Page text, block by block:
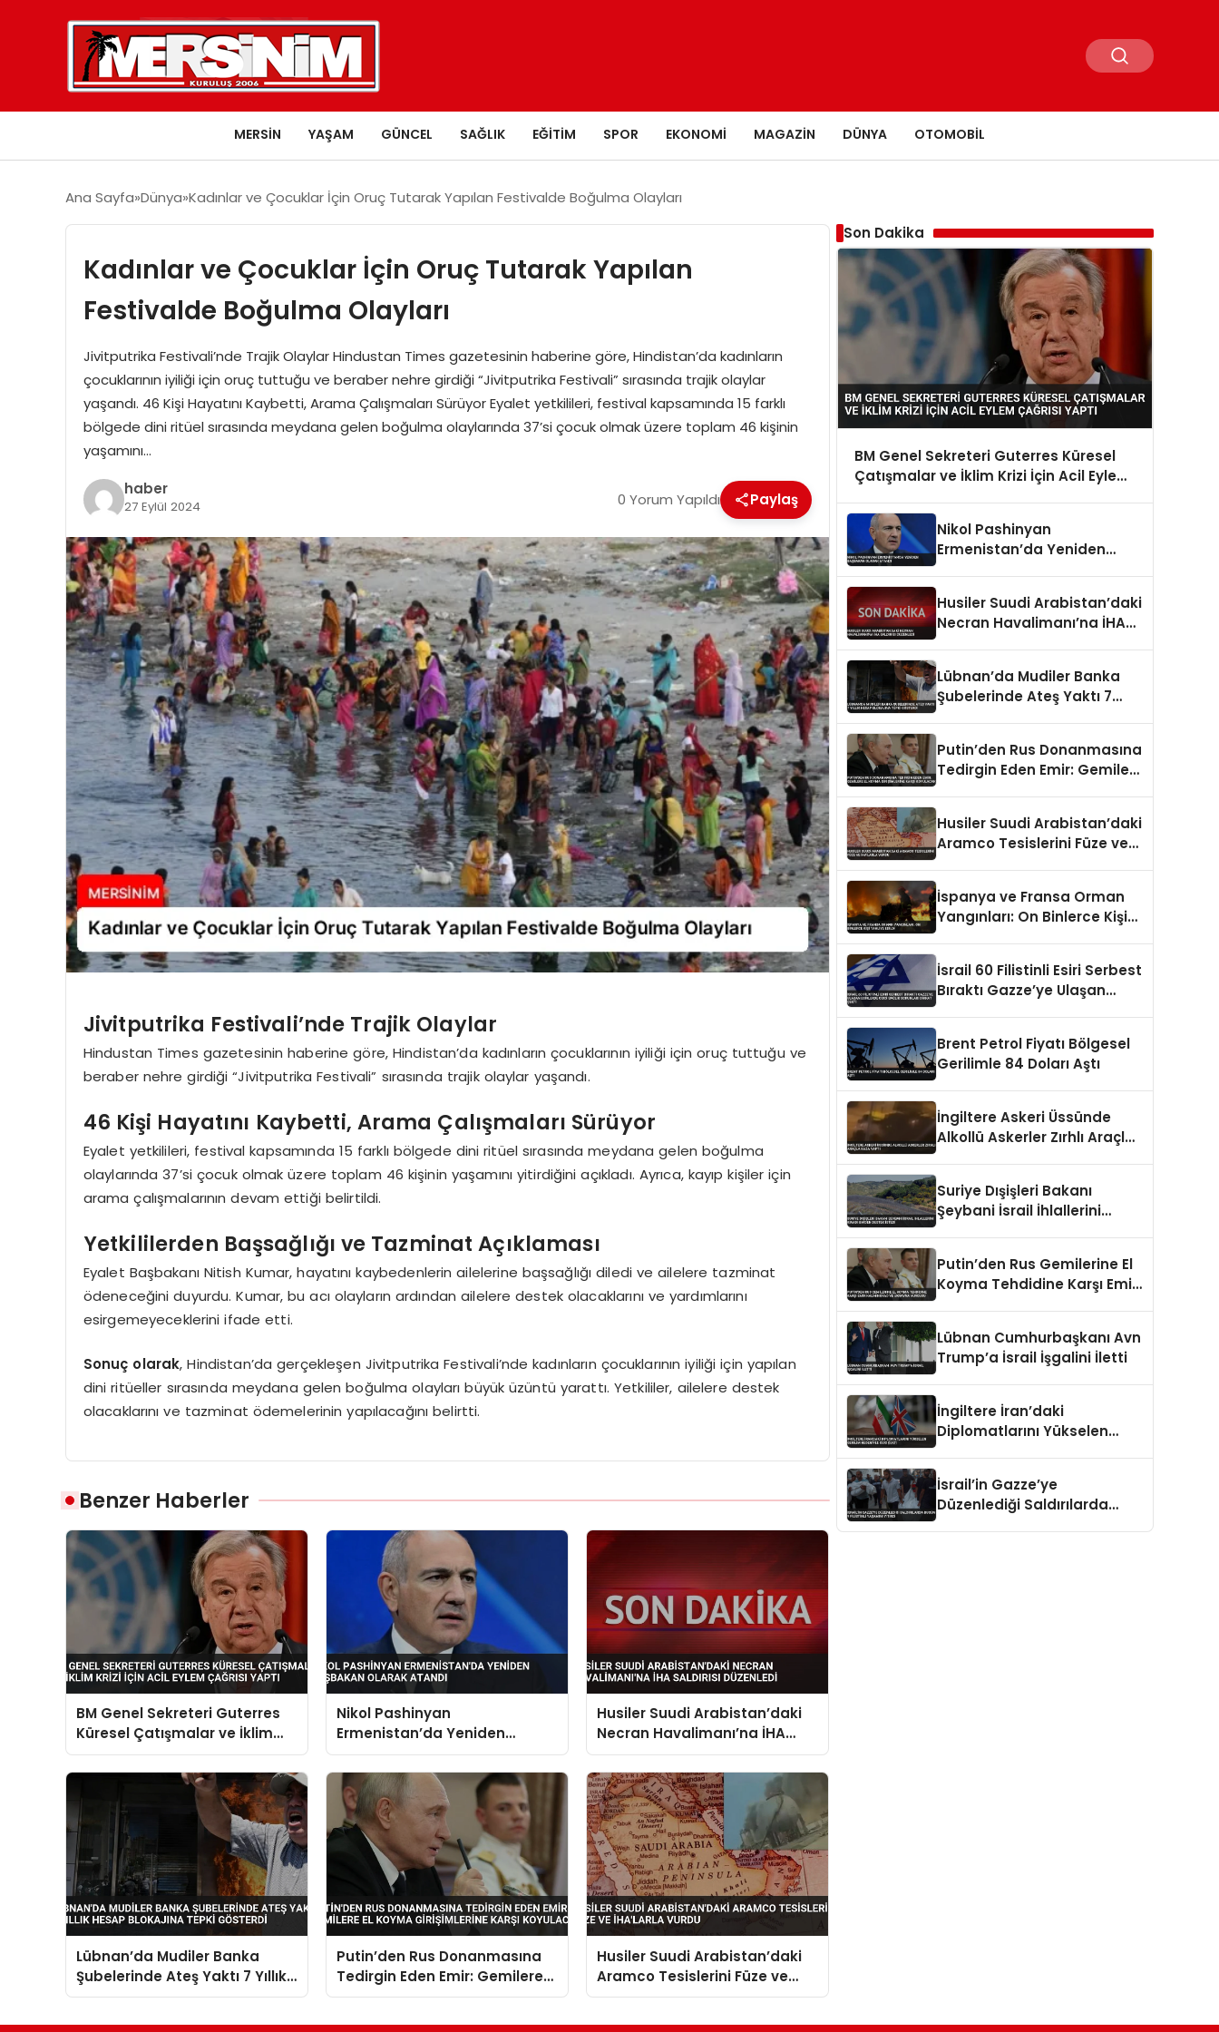
MERSIN YAŞAM GÜNCEL SAĞLIK EĞITIM SPOR EKONOMI MAGAZIN DÜNYA OTOMOBIL
Ana Sayfa Dünya Kadınlar ve Çocuklar İçin Oruç Tutarak Yapılan Festivalde Boğulma Olayları
Kadınlar ve Çocuklar İçin Oruç Tutarak Yapılan
Festivalde Boğulma Olayları
Jivitputrika Festivali’nde Trajik Olaylar Hindustan Times gazetesinin haberine göre, Hindistan’da kadınların
çocuklarının iyiliği için oruç tuttuğu ve beraber nehre girdiği “Jivitputrika Festivali” sırasında trajik olaylar
yaşandı. 46 Kişi Hayatını Kaybetti, Arama Çalışmaları Sürüyor Eyalet yetkilileri, festival kapsamında 15 farklı
bölgede dini ritüel sırasında meydana gelen boğulma olaylarında 37’si çocuk olmak üzere toplam 46 kişinin
yaşamını…
haber
27 Eylül 2024 0 Yorum Yapıldı Paylaş
Jivitputrika Festivali’nde Trajik Olaylar
Hindustan Times gazetesinin haberine göre, Hindistan’da kadınların çocuklarının iyiliği için oruç tuttuğu ve
beraber nehre girdiği “Jivitputrika Festivali” sırasında trajik olaylar yaşandı.
46 Kişi Hayatını Kaybetti, Arama Çalışmaları Sürüyor
Eyalet yetkilileri, festival kapsamında 15 farklı bölgede dini ritüel sırasında meydana gelen boğulma
olaylarında 37’si çocuk olmak üzere toplam 46 kişinin yaşamını yitirdiğini açıkladı. Ayrıca, kayıp kişiler için
arama çalışmalarının devam ettiği belirtildi.
Yetkililerden Başsağlığı ve Tazminat Açıklaması
Eyalet Başbakanı Nitish Kumar, hayatını kaybedenlerin ailelerine başsağlığı diledi ve ailelere tazminat
ödeneceğini duyurdu. Kumar, bu acı olayların ardından ailelere destek olacaklarını ve yardımlarını
esirgemeyeceklerini ifade etti.
Sonuç olarak, Hindistan’da gerçekleşen Jivitputrika Festivali’nde kadınların çocuklarının iyiliği için yapılan
dini ritüeller sırasında meydana gelen boğulma olayları büyük üzüntü yarattı. Yetkililer, ailelere destek
olacaklarını ve tazminat ödemelerinin yapılacağını belirtti.
Benzer Haberler
BM Genel Sekreteri Guterres
Küresel Çatışmalar ve İklim
Krizi İçin Acil Eylem Çağrısı
Yaptı
Nikol Pashinyan
Ermenistan’da Yeniden
Başbakan Olarak Atandı
Husiler Suudi Arabistan’daki
Necran Havalimanı’na İHA
Saldırısı Düzenledi
Lübnan’da Mudiler Banka
Şubelerinde Ateş Yaktı 7 Yıllık
Hesap Blokajına Tepki
Putin’den Rus Donanmasına
Tedirgin Eden Emir: Gemilere
El Koyma Girişimlerine Karşı
Husiler Suudi Arabistan’daki
Aramco Tesislerini Füze ve
İHA’larla Vurdu
Son Dakika
BM Genel Sekreteri Guterres Küresel
Çatışmalar ve İklim Krizi İçin Acil Eylem
Nikol Pashinyan
Ermenistan’da Yeniden
Husiler Suudi Arabistan’daki
Necran Havalimanı’na İHA
Lübnan’da Mudiler Banka
Şubelerinde Ateş Yaktı 7
Putin’den Rus Donanmasına
Tedirgin Eden Emir: Gemilere
Husiler Suudi Arabistan’daki
Aramco Tesislerini Füze ve
İspanya ve Fransa Orman
Yangınları: On Binlerce Kişi
İsrail 60 Filistinli Esiri Serbest
Bıraktı Gazze’ye Ulaşan
Brent Petrol Fiyatı Bölgesel
Gerilimle 84 Doları Aştı
İngiltere Askeri Üssünde
Alkollü Askerler Zırhlı Araçla
Suriye Dışişleri Bakanı
Şeybani İsrail İhlallerini
Putin’den Rus Gemilerine El
Koyma Tehdidine Karşı Emir
Lübnan Cumhurbaşkanı Avn
Trump’a İsrail İşgalini İletti
İngiltere İran’daki
Diplomatlarını Yükselen
İsrail’in Gazze’ye
Düzenlediği Saldırılarda